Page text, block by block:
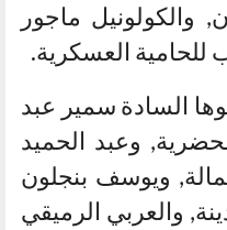
ماجور
للحامية العسكرية.
السادة سمير عبد
وعبد الحميد
ويوسف بنجلون
والعربي الرميقي